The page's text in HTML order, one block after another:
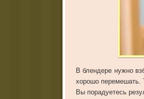
В блендере нужно
хорошо перемешать.
Вы порадуетесь